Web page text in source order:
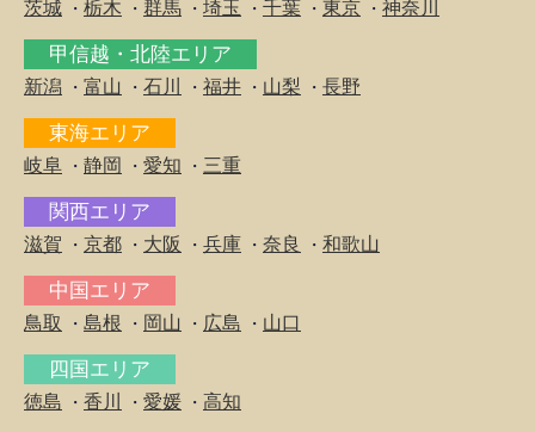
茨城 ・ 栃木 ・ 群馬 ・ 埼玉 ・ 千葉 ・ 東京 ・ 神奈川
甲信越・北陸エリア
新潟 ・ 富山 ・ 石川 ・ 福井 ・ 山梨 ・ 長野
東海エリア
岐阜 ・ 静岡 ・ 愛知 ・ 三重
関西エリア
滋賀 ・ 京都 ・ 大阪 ・ 兵庫 ・ 奈良 ・ 和歌山
中国エリア
鳥取 ・ 島根 ・ 岡山 ・ 広島 ・ 山口
四国エリア
徳島 ・ 香川 ・ 愛媛 ・ 高知